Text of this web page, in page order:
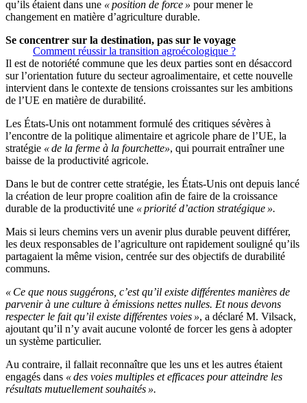
qu’ils étaient dans une « position de force » pour mener le
changement en matière d’agriculture durable.
Comment réussir la transition agroécologique ?
Se concentrer sur la destination, pas sur le voyage
Il est de notoriété commune que les deux parties sont en désaccord
sur l’orientation future du secteur agroalimentaire, et cette nouvelle
intervient dans le contexte de tensions croissantes sur les ambitions
de l’UE en matière de durabilité.
Les États-Unis ont notamment formulé des critiques sévères à
l’encontre de la politique alimentaire et agricole phare de l’UE, la
stratégie « de la ferme à la fourchette», qui pourrait entraîner une
baisse de la productivité agricole.
Dans le but de contrer cette stratégie, les États-Unis ont depuis lancé
la création de leur propre coalition afin de faire de la croissance
durable de la productivité une « priorité d’action stratégique ».
Mais si leurs chemins vers un avenir plus durable peuvent différer,
les deux responsables de l’agriculture ont rapidement souligné qu’ils
partagaient la même vision, centrée sur des objectifs de durabilité
communs.
« Ce que nous suggérons, c’est qu’il existe différentes manières de
parvenir à une culture à émissions nettes nulles. Et nous devons
respecter le fait qu’il existe différentes voies », a déclaré M. Vilsack,
ajoutant qu’il n’y avait aucune volonté de forcer les gens à adopter
un système particulier.
Au contraire, il fallait reconnaître que les uns et les autres étaient
engagés dans « des voies multiples et efficaces pour atteindre les
résultats mutuellement souhaités ».